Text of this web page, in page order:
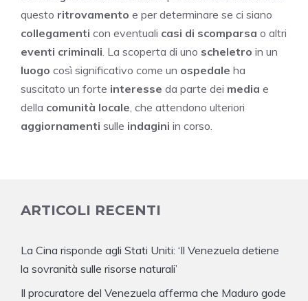
questo ritrovamento e per determinare se ci siano
collegamenti con eventuali casi di scomparsa o altri
eventi criminali. La scoperta di uno scheletro in un
luogo così significativo come un ospedale ha
suscitato un forte interesse da parte dei media e
della comunità locale, che attendono ulteriori
aggiornamenti sulle indagini in corso.
ARTICOLI RECENTI
La Cina risponde agli Stati Uniti: ‘Il Venezuela detiene
la sovranità sulle risorse naturali’
Il procuratore del Venezuela afferma che Maduro gode